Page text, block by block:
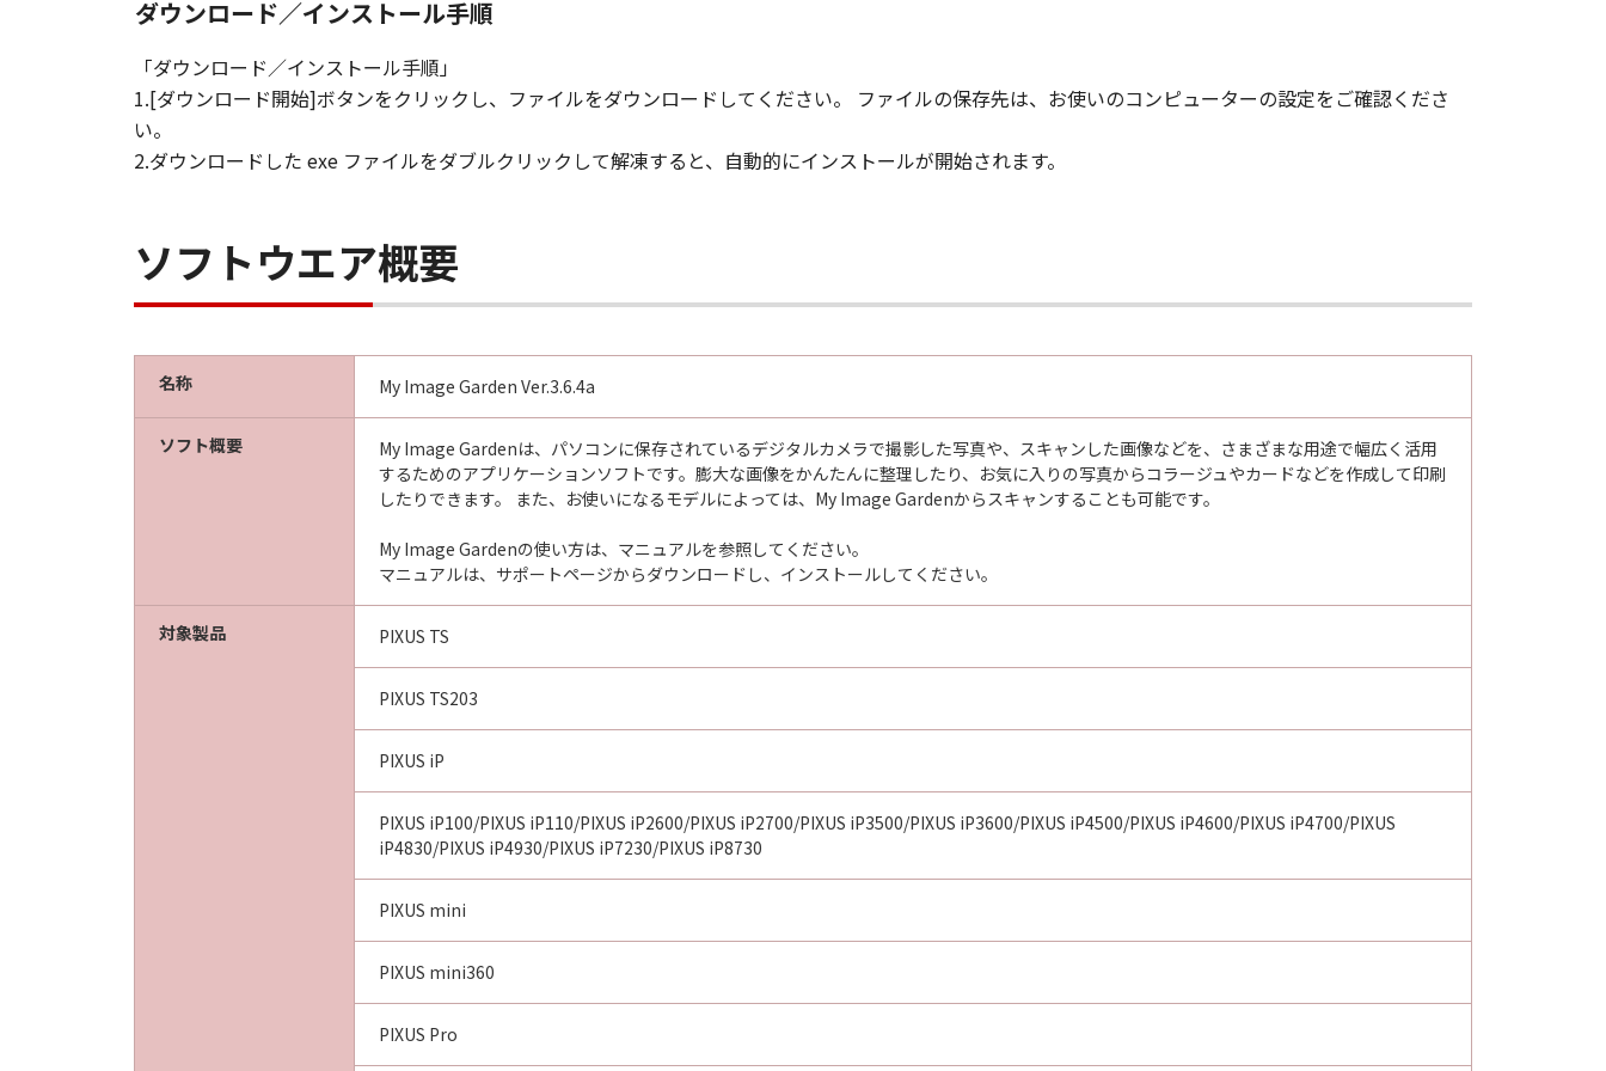
ダウンロード／インストール手順
「ダウンロード／インストール手順」
1.[ダウンロード開始]ボタンをクリックし、ファイルをダウンロードしてください。 ファイルの保存先は、お使いのコンピューターの設定をご確認くださ
い。
2.ダウンロードした exe ファイルをダブルクリックして解凍すると、自動的にインストールが開始されます。
ソフトウエア概要
名称 My Image Garden Ver.3.6.4a
ソフト概要
My Image Gardenは、パソコンに保存されているデジタルカメラで撮影した写真や、スキャンした画像などを、さまざまな用途で幅広く活用
するためのアプリケーションソフトです。膨大な画像をかんたんに整理したり、お気に入りの写真からコラージュやカードなどを作成して印刷
したりできます。 また、お使いになるモデルによっては、My Image Gardenからスキャンすることも可能です。
My Image Gardenの使い方は、マニュアルを参照してください。
マニュアルは、サポートページからダウンロードし、インストールしてください。
対象製品 PIXUS TS
PIXUS TS203
PIXUS iP
PIXUS iP100/PIXUS iP110/PIXUS iP2600/PIXUS iP2700/PIXUS iP3500/PIXUS iP3600/PIXUS iP4500/PIXUS iP4600/PIXUS iP4700/PIXUS
iP4830/PIXUS iP4930/PIXUS iP7230/PIXUS iP8730
PIXUS mini
PIXUS mini360
PIXUS Pro